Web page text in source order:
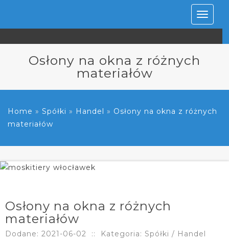
Rozwiń
Osłony na okna z różnych
materiałów
Home » Spółki » Handel » Osłony na okna z różnych
materiałów
Osłony na okna z różnych
materiałów
Dodane: 2021-06-02 :: Kategoria: Spółki / Handel